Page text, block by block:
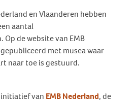
en Vlaanderen hebben
aantal
de website van EMB
gepubliceerd met musea waar
naar toe is gestuurd.
initiatief van EMB Nederland, de